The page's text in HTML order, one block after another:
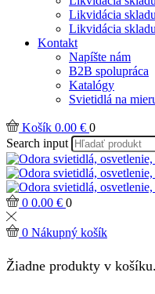
Likvidácia
Likvidácia
Kontakt
Napíšte nám
B2B spolupráca
Katalógy
Svietidlá na
Košík 0.00 € 0
Search input
0 0.00 € 0
0 Nákupný košík
Žiadne produkty v košíku.